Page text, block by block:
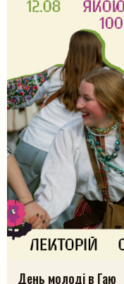
День молоді в Гаю